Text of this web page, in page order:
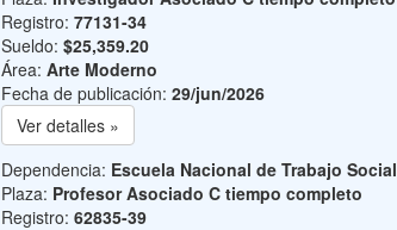
Registro: 77131-34
Sueldo: $25,359.20
Área: Arte Moderno
Fecha de publicación: 29/jun/2026
Ver detalles »
Dependencia: Escuela Nacional de Trabajo Social
Plaza: Profesor Asociado C tiempo completo
Registro: 62835-39